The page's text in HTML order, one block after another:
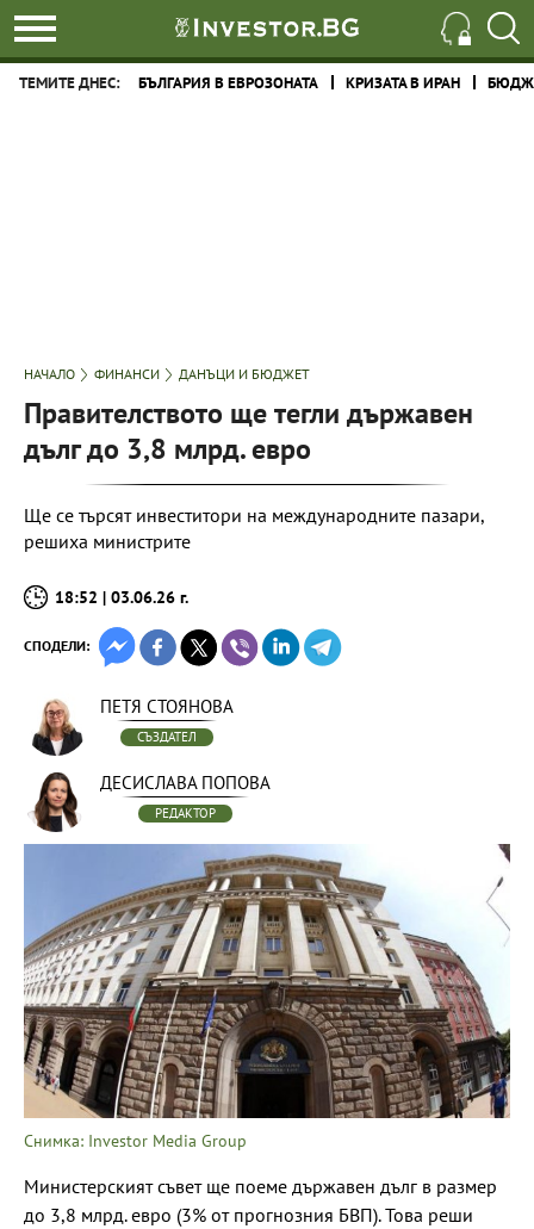
ТЕМИТЕ ДНЕС: БЪЛГАРИЯ В ЕВРОЗОНАТА КРИЗАТА В ИРАН
НАЧАЛО ФИНАНСИ ДАНЪЦИ И БЮДЖЕТ
Правителството ще тегли държавен
дълг до 3,8 млрд. евро
Ще се търсят инвеститори на международните пазари,
решиха министрите
18:52 | 03.06.26 г.
СПОДЕЛИ:
ПЕТЯ СТОЯНОВА
СЪЗДАТЕЛ
ДЕСИСЛАВА ПОПОВА
РЕДАКТОР
Снимка: Investor Media Group
Министерският съвет ще поеме държавен дълг в размер
до 3,8 млрд. евро (3% от прогнозния БВП). Това реши